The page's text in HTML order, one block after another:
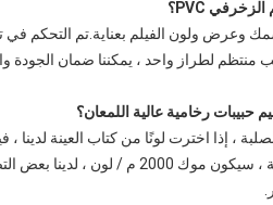
منتظم لطراز واحد ، يمكننا ضمان الجودة
الشائعة في المخزون ،